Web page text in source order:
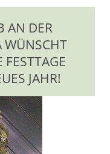
AN DER
WÜNSCHT
JAHR!